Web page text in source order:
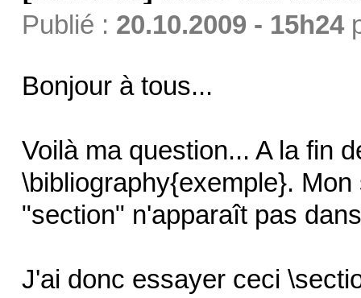
Publié : 20.10.2009 - 15h24
Bonjour à tous...
Voilà ma question... A la fin
\bibliography{exemple}.
"section" n'apparaît pas
J'ai donc essayer ceci